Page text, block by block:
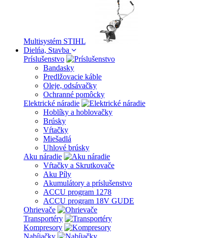
Multisystém STIHL
Dielńa, Stavba
Príslušenstvo
Bandasky
Predlžovacie káble
Oleje, odsávačky
Ochranné pomôcky
Elektrické náradie
Hoblíky a hoblovačky
Brúsky
Vŕtačky
Miešadlá
Uhlové brúsky
Aku náradie
Vŕtačky a Skrutkovače
Aku Píly
Akumulátory a príslušenstvo
ACCU program 1278
ACCU program 18V GUDE
Ohrievače
Transportéry
Kompresory